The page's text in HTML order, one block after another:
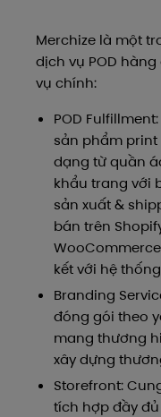
Merchize là một
dịch vụ POD
vụ chính:
POD
sản phẩm
dạng từ quần
khẩu trang với
sản xuất &
bán trên
kết với hệ
Branding
đóng gói theo
mang thương
xây dựng
Storefront:
tích hợp đầy